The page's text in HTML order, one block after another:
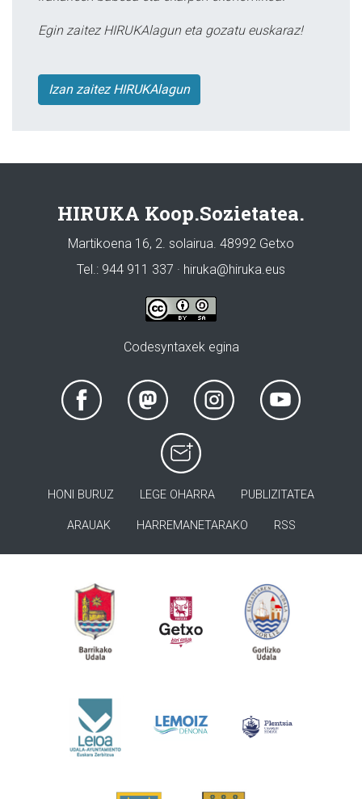
Egin zaitez HIRUKAlagun eta gozatu euskaraz!
Izan zaitez HIRUKAlagun
HIRUKA Koop.Sozietatea.
Martikoena 16, 2. solairua. 48992 Getxo
Tel.: 944 911 337 · hiruka@hiruka.eus
Codesyntaxek egina
HONI BURUZ LEGE OHARRA PUBLIZITATEA
ARAUAK HARREMANETARAKO RSS